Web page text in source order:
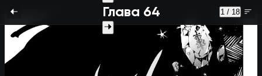
Глава 64 1 / 18